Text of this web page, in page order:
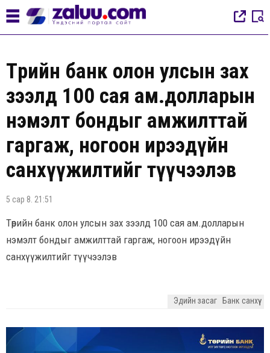
Төрийн банк олон улсын зах
зээлд 100 сая ам.долларын
нэмэлт бондыг амжилттай
гаргаж, ногоон ирээдүйн
санхүүжилтийг түүчээлэв
5 сар 8. 21:51
Төрийн банк олон улсын зах зээлд 100 сая ам.долларын
нэмэлт бондыг амжилттай гаргаж, ногоон ирээдүйн
санхүүжилтийг түүчээлэв
Эдийн засаг Банк санхүү